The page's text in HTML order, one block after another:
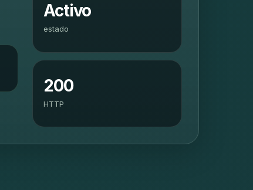
Activo
estado
200
HTTP